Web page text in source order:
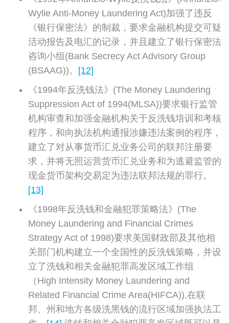
Wylie Anti-Money Laundering Act)加强了违反
《银行保密法》的制裁，要求金融机构提交可疑
活动报告及电汇的记录，并且建立了银行保密法
咨询小组(Bank Secrecy Act Advisory Group
(BSAAG))。 [12]
《1994年反洗钱法》(The Money Laundering
Suppression Act of 1994(MLSA))要求银行监管
机构审查和加强金融机构关于反洗钱培训和考核
程序，和向执法机构通报涉嫌违法案例的程序，
建立了对从事货币汇兑业务公司的联邦注册要
求，并将无照运营货币汇兑业务和为逃避监管的
现金货币架构交易定为违法联邦法规的罪行。
[13]
《1998年反洗钱和金融犯罪策略法》(The
Money Laundering and Financial Crimes
Strategy Act of 1998)要求美国财政部及其他相
关部门机构建立一个全国性的反洗钱策略，并设
立了洗钱和相关金融犯罪高发区域工作组
（High Intensity Money Laundering and
Related Financial Crime Area(HIFCA)),在联
邦、州和地方各级洗黑钱的流行区域加强执法工